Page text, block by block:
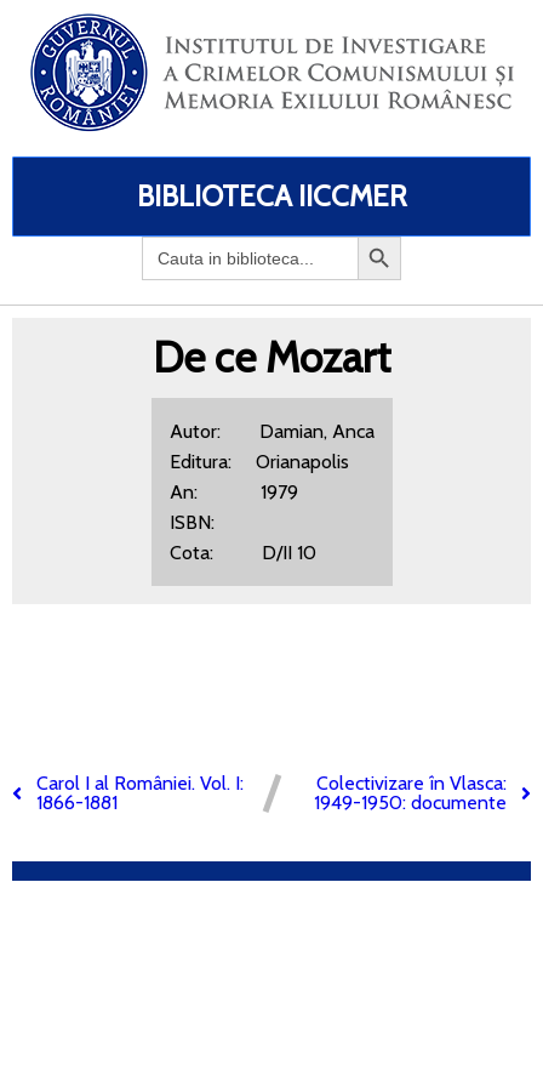
BIBLIOTECA IICCMER
Search
for:
De ce Mozart
Autor: Damian, Anca
Editura: Orianapolis
An: 1979
ISBN:
Cota: D/II 10
Carol I al României. Vol. I:
1866-1881
Colectivizare în Vlasca:
1949-1950: documente